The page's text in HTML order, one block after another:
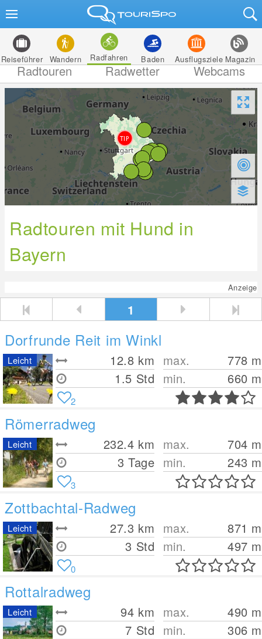
Reiseführer Wandern Radfahren Baden Ausflugsziele Magazin
Radtouren Radwetter Webcams
Radtouren mit Hund in
Bayern
Anzeige
1
Dorfrunde Reit im Winkl
12.8 km
1.5 Std
max. 778 m
min.
660 m
Leicht
2
Römerradweg
232.4 km
3 Tage
max. 704 m
min.
243 m
Leicht
3
Zottbachtal-Radweg
27.3 km
3 Std
max. 871 m
min.
497 m
Leicht
0
Rottalradweg
94 km
7 Std
max. 490 m
min.
306 m
Leicht